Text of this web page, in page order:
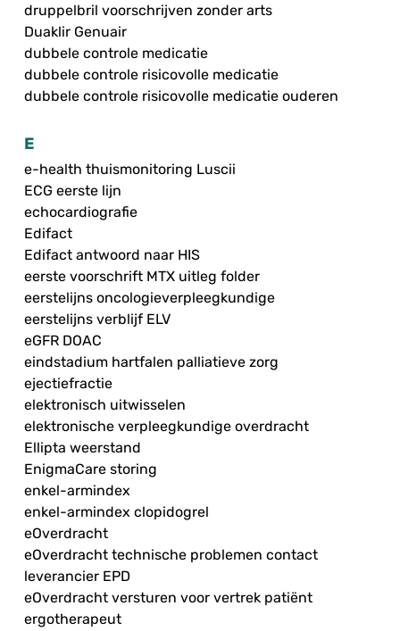
druppelbril voorschrijven zonder arts
Duaklir Genuair
dubbele controle medicatie
dubbele controle risicovolle medicatie
dubbele controle risicovolle medicatie ouderen
E
e-health thuismonitoring Luscii
ECG eerste lijn
echocardiografie
Edifact
Edifact antwoord naar HIS
eerste voorschrift MTX uitleg folder
eerstelijns oncologieverpleegkundige
eerstelijns verblijf ELV
eGFR DOAC
eindstadium hartfalen palliatieve zorg
ejectiefractie
elektronisch uitwisselen
elektronische verpleegkundige overdracht
Ellipta weerstand
EnigmaCare storing
enkel-armindex
enkel-armindex clopidogrel
eOverdracht
eOverdracht technische problemen contact
leverancier EPD
eOverdracht versturen voor vertrek patiënt
ergotherapeut